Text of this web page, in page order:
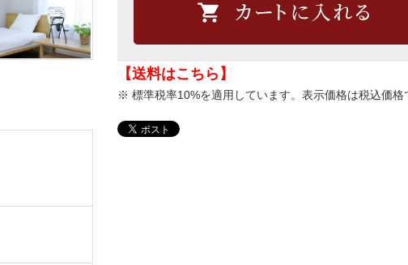
【送料はこちら】
※ 標準税率10%を適用しています。表示価格は税込価格